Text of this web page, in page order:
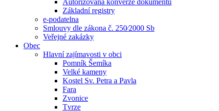
Autorizovaná konverze dokumentů
Základní registry
e-podatelna
Smlouvy dle zákona č. 250⁄2000 Sb
Veřejné zakázky
Obec
Hlavní zajímavosti v obci
Pomník Šemíka
Velké kameny
Kostel Sv. Petra a Pavla
Fara
Zvonice
Tvrze